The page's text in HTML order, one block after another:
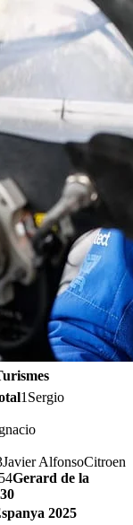
1Sergio
AlfonsoCitroen
Gerard de la
2025